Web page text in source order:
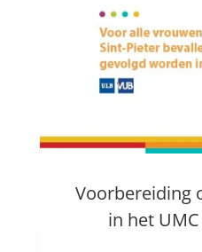
Voorbereiding
in het